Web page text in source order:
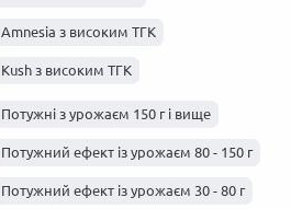
Amnesia з високим ТГК
Kush з високим ТГК
Haze з високим ТГК
Skunk з високим ТГК
Afghani з високим ТГК
Потужні з урожаєм 150 г і вище
Потужний ефект із урожаєм 80 - 150 г
Потужний ефект із урожаєм 30 - 80 г